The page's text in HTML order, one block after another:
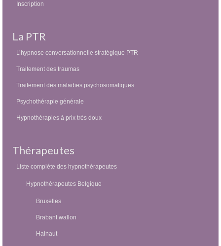
Inscription
La PTR
L’hypnose conversationnelle stratégique PTR
Traitement des traumas
Traitement des maladies psychosomatiques
Psychothérapie générale
Hypnothérapies à prix très doux
Thérapeutes
Liste complète des hypnothérapeutes
Hypnothérapeutes Belgique
Bruxelles
Brabant wallon
Hainaut